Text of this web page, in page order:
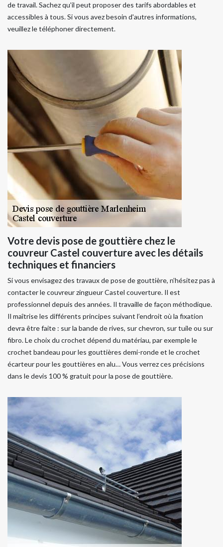
de travail. Sachez qu'il peut proposer des tarifs abordables et
accessibles à tous. Si vous avez besoin d'autres informations,
veuillez le téléphoner directement.
Votre devis pose de gouttière chez le
couvreur Castel couverture avec les détails
techniques et financiers
Si vous envisagez des travaux de pose de gouttière, n’hésitez pas à
contacter le couvreur zingueur Castel couverture. Il est
professionnel depuis des années. Il travaille de façon méthodique.
Il maîtrise les différents principes suivant l’endroit où la fixation
devra être faite : sur la bande de rives, sur chevron, sur tuile ou sur
fibro. Le choix du crochet dépend du matériau, par exemple le
crochet bandeau pour les gouttières demi-ronde et le crochet
écarteur pour les gouttières en alu… Vous verrez ces précisions
dans le devis 100 % gratuit pour la pose de gouttière.